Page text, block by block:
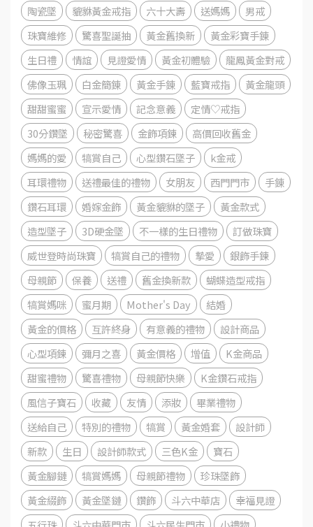
陶瓷墜
貔貅黃金戒指 六十大壽 送媽媽
男戒
珠寶維修
驚喜聖誕抽 黃金舊換新
黃金彩寶手錬
生日禮
情誼 見證愛情 黃金初體驗
龍鳳黃金對戒
佛像玉珮
白金簡錬 黃金手錬 藍寶戒指
黃金龍頭
甜甜蜜蜜
宣示愛情 記念意義
定情♡戒指
30分鑽墜
秘密驚喜 金飾項鍊
高價回收舊金
媽媽的愛
犒賞自己 心型鑽石墜子
k金戒
耳環禮物
送禮最佳的禮物 女朋友 西門門市
手錬
鑽石耳環
婚嫁金飾 黃金貔貅的墜子
黃金款式
造型墜子
3D硬金墜 不一樣的生日禮物
訂做珠寶
威世登時尚珠寶
犒賞自己的禮物 摯愛
銀飾手鍊
母親節
保養 送禮 舊金換新款
蝴蝶造型戒指
犒賞媽咪
蜜月期 Mother's Day
結婚
黃金的價格
互許終身 有意義的禮物
設計商品
心型項鍊
彌月之喜 黃金價格 增值
K金商品
甜蜜禮物
驚喜禮物 母親節快樂
K金鑽石戒指
風信子寶石
收藏 友情 添妝
畢業禮物
送給自己
特別的禮物 犒賞 黃金婚套
設計師
新款
生日 設計師款式 三色K金
寶石
黃金腳鏈
犒賞媽媽 母親節禮物
珍珠墜飾
黃金綴飾
黃金墜鏈 鑽飾 斗六中華店
幸福見證